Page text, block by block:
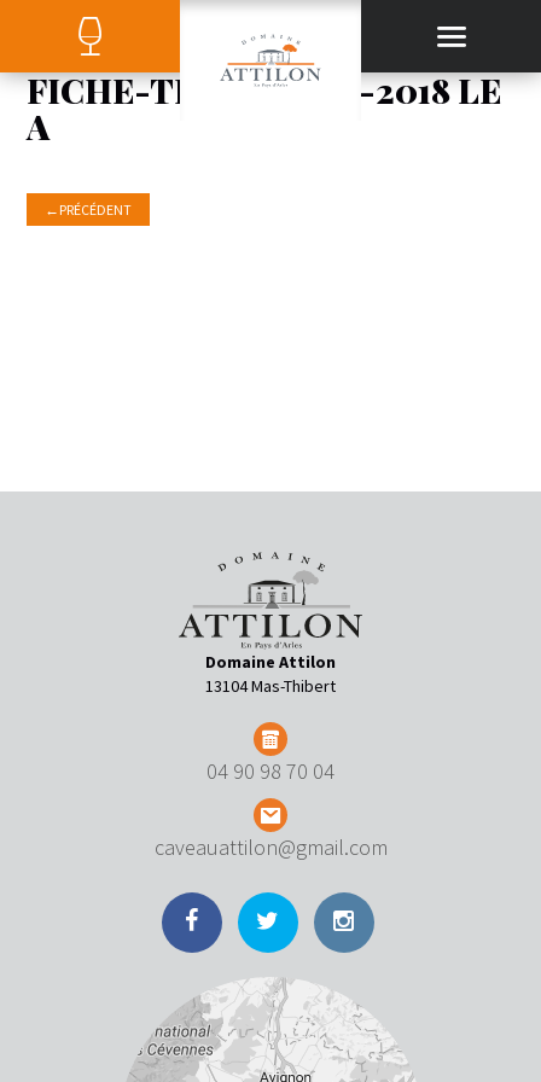
FICHE-TECHNIQUE-2018 LE
A
← PRÉCÉDENT
Domaine Attilon
13104 Mas-Thibert
04 90 98 70 04
caveauattilon@gmail.com